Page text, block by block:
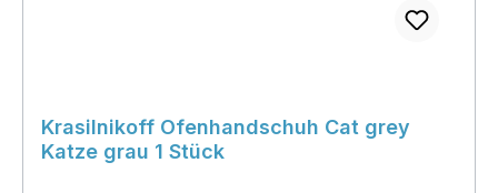
Krasilnikoff Ofenhandschuh Cat grey
Katze grau 1 Stück